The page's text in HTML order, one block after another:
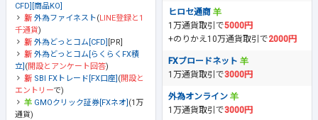
CFD][商品KO]
外為ファイネスト(LINE登録と1
千通貨)
外為どっとコム[CFD] [PR]
外為どっとコム[らくらくFX積
立] (開設とアンケート回答)
SBI FXトレード[FX口座] (開設と
エントリーで)
GMOクリック証券[FXネオ] (1万
通貨)
ヒロセ通商
1万通貨取引で5000円
+のりかえ10万通貨取引で2000円
FXブロードネット
1万通貨取引で3000円
外為オンライン
1万通貨取引で3000円